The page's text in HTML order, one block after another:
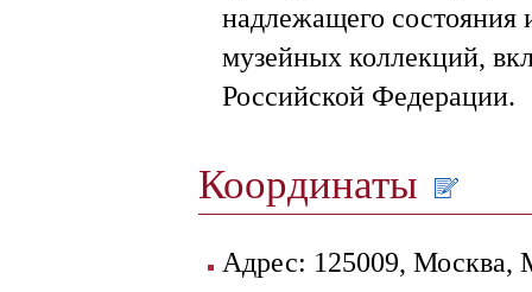
надлежащего состояния
музейных коллекций,
Российской Федерации.
Координаты
Адрес: 125009, Москва,